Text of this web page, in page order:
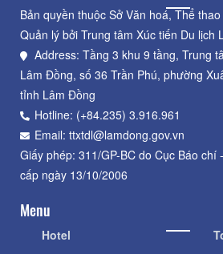
Bản quyền thuộc Sở Văn hoá, Thể
Quản lý bởi Trung tâm Xúc tiến Du lịch
Address: Tầng 3 khu 9 tầng, Trung
Lâm Đồng, số 36 Trần Phú, phường
tỉnh Lâm Đồng
Hotline: (+84.235) 3.916.961
Email: ttxtdl@lamdong.gov.vn
Giấy phép: 311/GP-BC do Cục Báo chí
cấp ngày 13/10/2006
Menu
Hotel